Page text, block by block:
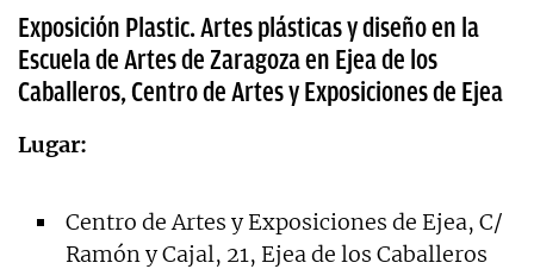
Exposición Plastic. Artes plásticas y diseño en la
Escuela de Artes de Zaragoza en Ejea de los
Caballeros, Centro de Artes y Exposiciones de Ejea
Lugar:
Centro de Artes y Exposiciones de Ejea, C/
Ramón y Cajal, 21, Ejea de los Caballeros